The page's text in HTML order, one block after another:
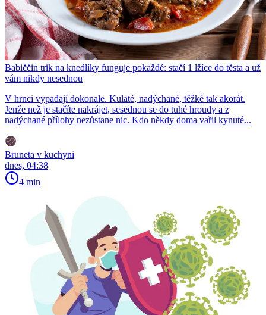
Babiččin trik na knedlíky funguje pokaždé: stačí 1 lžíce do těsta a už
vám nikdy nesednou
V hrnci vypadají dokonale. Kulaté, nadýchané, těžké tak akorát.
Jenže než je stačíte nakrájet, sesednou se do tuhé hroudy a z
nadýchané přílohy nezůstane nic. Kdo někdy doma vařil kynuté...
Bruneta v kuchyni
dnes, 04:38
4 min